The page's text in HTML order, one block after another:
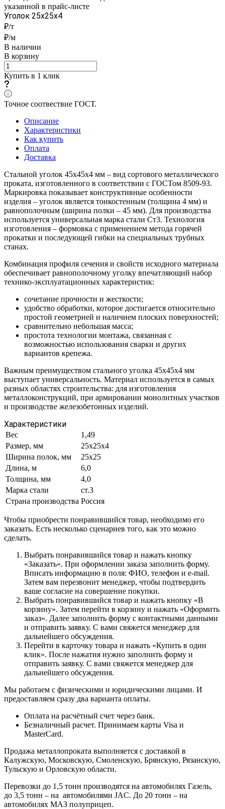
указанной в прайс-листе
Уголок 25x25x4
₽/т
₽/м
В наличии
В корзину
Купить в 1 клик
Точное соотвествие ГОСТ.
Описание
Характеристики
Как купить
Оплата
Доставка
Стальной уголок 45х45х4 мм – вид сортового металлического
проката, изготовленного в соответствии с ГОСТом 8509-93.
Маркировка показывает конструктивные особенности
изделия – уголок является тонкостенным (толщина 4 мм) и
равнополочным (ширина полки – 45 мм). Для производства
используется универсальная марка стали Ст3. Технология
изготовления – формовка с применением метода горячей
прокатки и последующей гибки на специальных трубных
станах.
Комбинация профиля сечения и свойств исходного материала
обеспечивает равнополочному уголку впечатляющий набор
технико-эксплуатационных характеристик:
сочетание прочности и жесткости;
удобство обработки, которое достигается относительно
простой геометрией и наличием плоских поверхностей;
сравнительно небольшая масса;
простота технологии монтажа, связанная с
возможностью использования сварки и других
вариантов крепежа.
Важным преимуществом стального уголка 45х45х4 мм
выступает универсальность. Материал используется в самых
разных областях строительства: для изготовления
металлоконструкций, при армировании монолитных участков
и производстве железобетонных изделий.
Характеристики
Вес
1,49
Размер, мм
25x25x4
Ширина полок, мм
25x25
Длина, м
6,0
Толщина, мм
4,0
Марка стали
ст.3
Страна производства Россия
Чтобы приобрести понравившийся товар, необходимо его
заказать. Есть несколько сценариев того, как это можно
сделать.
Выбрать понравившийся товар и нажать кнопку
«Заказать». При оформлении заказа заполнить форму.
Вписать информацию в поля: ФИО, телефон и e-mail.
Затем вам перезвонит менеджер, чтобы подтвердить
ваше согласие на совершение покупки.
Выбрать понравившийся товар и нажать кнопку «В
корзину». Затем перейти в корзину и нажать «Оформить
заказ». Далее заполнить форму с контактными данными
и отправить заявку. С вами свяжется менеджер для
дальнейшего обсуждения.
Перейти в карточку товара и нажать «Купить в один
клик». После нажатия нужно заполнить форму и
отправить заявку. С вами свяжется менеджер для
дальнейшего обсуждения.
Мы работаем с физическими и юридическими лицами. И
предоставляем сразу два варианта оплаты.
Оплата на расчётный счет через банк.
Безналичный расчет. Принимаем карты Visa и
MasterCard.
Продажа металлопроката выполняется с доставкой в
Калужскую, Московскую, Смоленскую, Брянскую, Рязанскую,
Тульскую и Орловскую области.
Перевозки до 1,5 тонн производятся на автомобилях Газель,
до 3,5 тонн – на автомобилями JAC. До 20 тонн – на
автомобилях МАЗ полуприцеп.